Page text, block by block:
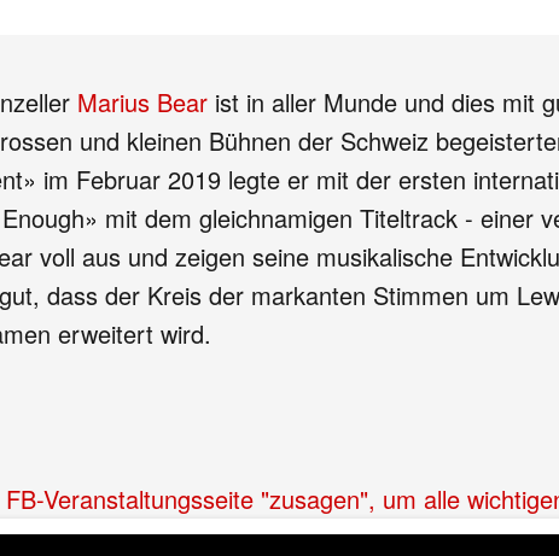
Marius Bear ist in aller Munde und dies mit
und kleinen Bühnen der Schweiz
im Februar 2019 legte er mit der ersten
mit dem gleichnamigen Titeltrack - einer
voll aus und zeigen seine musikalische
dass der Kreis der markanten Stimmen um
erweitert wird.
Veranstaltungsseite "zusagen", um alle